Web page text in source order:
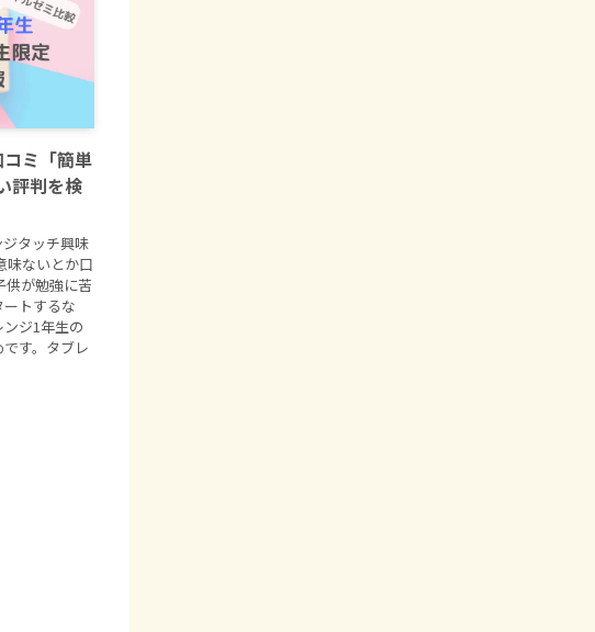
ミ「簡単
評判を検
タッチ興味
味ないとか口
供が勉強に苦
トするな
ジ1年生の
す。タブレ